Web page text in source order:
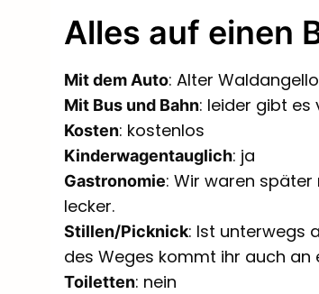
Alles auf einen
Mit dem Auto: Alter
Mit Bus und Bahn: leider gibt es
Kosten: kostenlos
Kinderwagentauglich: ja
Gastronomie: Wir waren später
lecker.
Stillen/Picknick: Ist unterwegs
des Weges kommt ihr auch an
Toiletten: nein